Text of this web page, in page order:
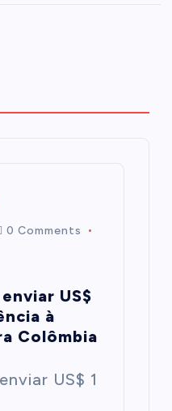
0 Comments
US$
à
Colômbia
US$ 1